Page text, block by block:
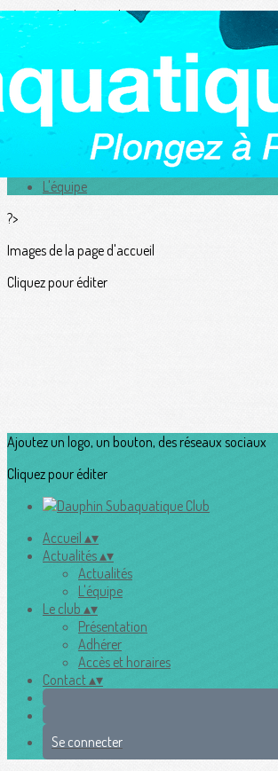
Exporter les lignes sélectionnées
Exporter toutes les colonnes
Exporter uniquement les colonnes affichées
Menu
L'équipe
?>
Images de la page d'accueil
Cliquez pour éditer
Ajoutez un logo, un bouton, des réseaux sociaux
Cliquez pour éditer
Accueil ▴▾
Actualités▴▾
Actualités
L'équipe
Le club ▴▾
Présentation
Adhérer
Accès et horaires
Contact▴▾
Se connecter